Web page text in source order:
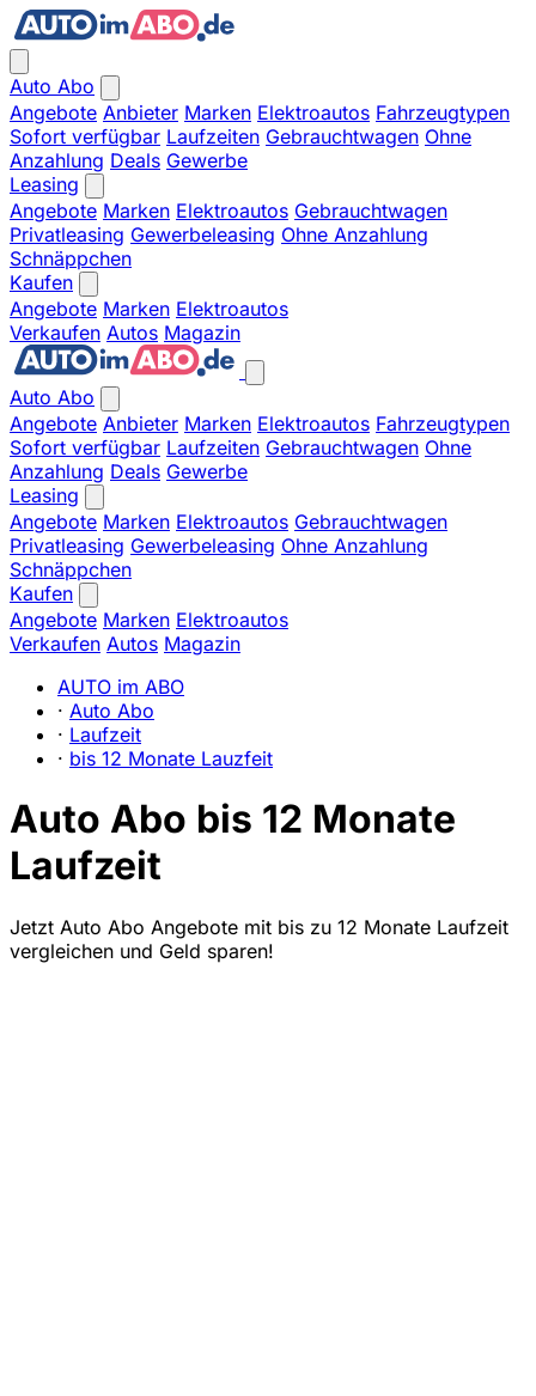
Auto Abo
Angebote Anbieter Marken Elektroautos Fahrzeugtypen
Sofort verfügbar Laufzeiten Gebrauchtwagen Ohne
Anzahlung Deals Gewerbe
Leasing
Angebote Marken Elektroautos Gebrauchtwagen
Privatleasing Gewerbeleasing Ohne Anzahlung
Schnäppchen
Kaufen
Angebote Marken Elektroautos
Verkaufen Autos Magazin
Auto Abo
Angebote Anbieter Marken Elektroautos Fahrzeugtypen
Sofort verfügbar Laufzeiten Gebrauchtwagen Ohne
Anzahlung Deals Gewerbe
Leasing
Angebote Marken Elektroautos Gebrauchtwagen
Privatleasing Gewerbeleasing Ohne Anzahlung
Schnäppchen
Kaufen
Angebote Marken Elektroautos
Verkaufen Autos Magazin
AUTO im ABO
· Auto Abo
· Laufzeit
· bis 12 Monate Lauzfeit
Auto Abo bis 12 Monate
Laufzeit
Jetzt Auto Abo Angebote mit bis zu 12 Monate Laufzeit
vergleichen und Geld sparen!